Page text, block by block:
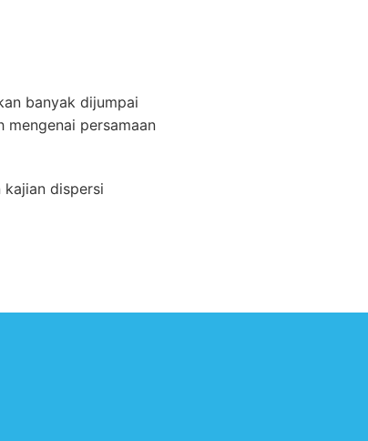
banyak dijumpai
mengenai persamaan
dispersi